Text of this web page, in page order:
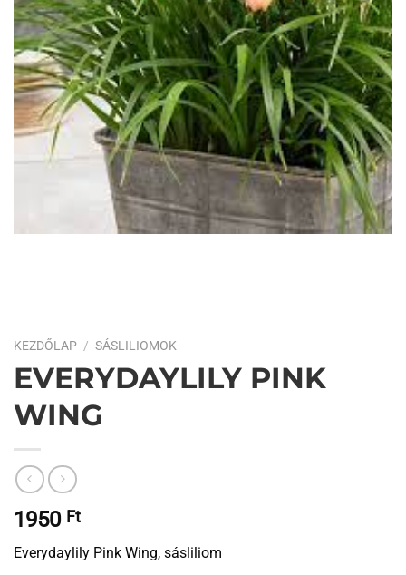
KEZDŐLAP / SÁSLILIOMOK
EVERYDAYLILY PINK
WING
1950 Ft
Everydaylily Pink Wing, sásliliom